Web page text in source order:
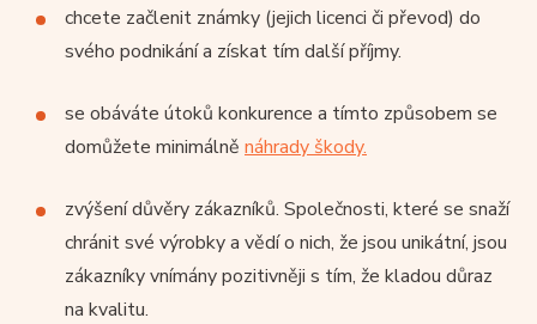
chcete začlenit známky (jejich licenci či převod) do
svého podnikání a získat tím další příjmy.
se obáváte útoků konkurence a tímto způsobem se
domůžete minimálně náhrady škody.
zvýšení důvěry zákazníků. Společnosti, které se snaží
chránit své výrobky a vědí o nich, že jsou unikátní, jsou
zákazníky vnímány pozitivněji s tím, že kladou důraz
na kvalitu.